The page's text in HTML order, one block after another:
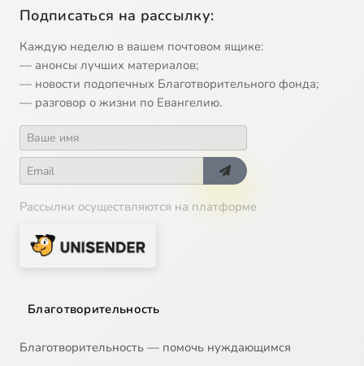
Подписаться на рассылку:
Каждую неделю в вашем почтовом ящике:
— анонсы лучших материалов;
— новости подопечных Благотворительного фонда;
— разговор о жизни по Евангелию.
Рассылки осуществляются на платформе
Благотворительность
Благотворительность — помочь нуждающимся